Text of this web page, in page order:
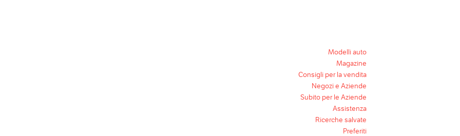
Modelli auto
Magazine
Consigli per la vendita
Negozi e Aziende
Subito per le Aziende
Assistenza
Ricerche salvate
Preferiti